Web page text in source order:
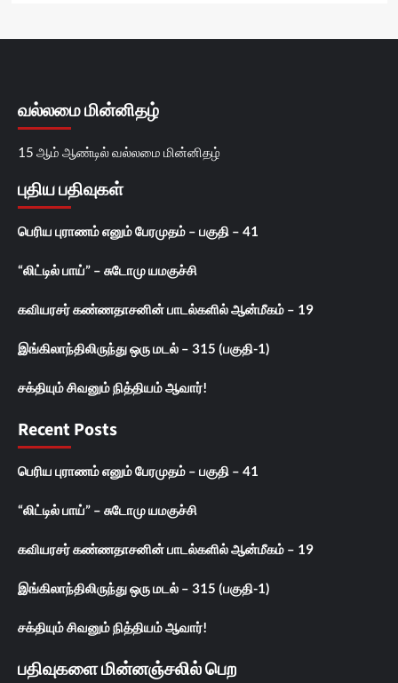
வல்லமை மின்னிதழ்
15 ஆம் ஆண்டில் வல்லமை மின்னிதழ்
புதிய பதிவுகள்
பெரிய புராணம் எனும் பேரமுதம் – பகுதி – 41
“லிட்டில் பாய்” – சுடோமு யமகுச்சி
கவியரசர் கண்ணதாசனின் பாடல்களில் ஆன்மீகம் – 19
இங்கிலாந்திலிருந்து ஒரு மடல் – 315 (பகுதி-1)
சக்தியும் சிவனும் நித்தியம் ஆவார்!
Recent Posts
பெரிய புராணம் எனும் பேரமுதம் – பகுதி – 41
“லிட்டில் பாய்” – சுடோமு யமகுச்சி
கவியரசர் கண்ணதாசனின் பாடல்களில் ஆன்மீகம் – 19
இங்கிலாந்திலிருந்து ஒரு மடல் – 315 (பகுதி-1)
சக்தியும் சிவனும் நித்தியம் ஆவார்!
பதிவுகளை மின்னஞ்சலில் பெற